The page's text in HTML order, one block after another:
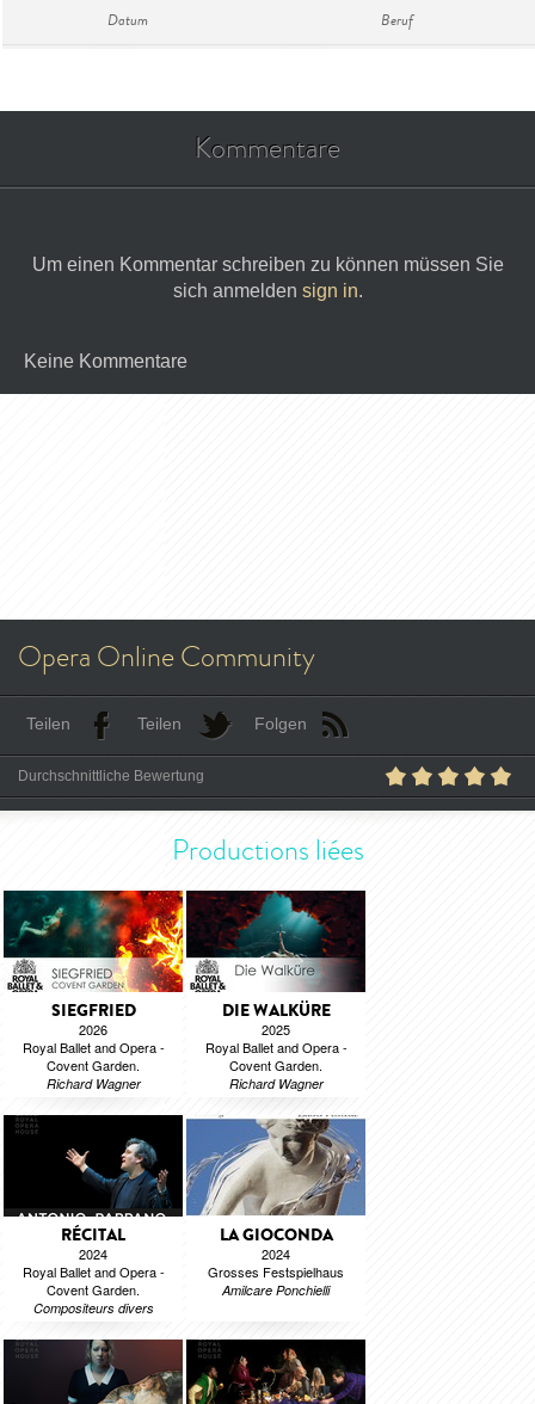
Datum Beruf
Kommentare
Um einen Kommentar schreiben zu können müssen Sie
sich anmelden sign in.
Keine Kommentare
Opera Online Community
Teilen Teilen Folgen
Durchschnittliche Bewertung
Productions liées
SIEGFRIED
2026
Royal Ballet and Opera -
Covent Garden.
Richard Wagner
DIE WALKÜRE
2025
Royal Ballet and Opera -
Covent Garden.
Richard Wagner
RÉCITAL
2024
Royal Ballet and Opera -
Covent Garden.
Compositeurs divers
LA GIOCONDA
2024
Grosses Festspielhaus
Amilcare Ponchielli